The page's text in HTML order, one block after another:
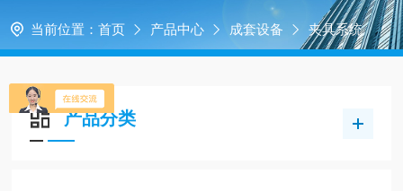
当前位置： 首页 产品中心 成套设备 夹具系统
产品分类